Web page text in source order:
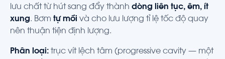
lưu chất từ hút sang đẩy thành dòng liên tục, êm, ít
xung. Bơm tự mồi và cho lưu lượng tỉ lệ tốc độ quay
nên thuận tiện định lượng.
Phân loại: trục vít lệch tâm (progressive cavity — một